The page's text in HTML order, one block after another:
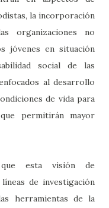
la incorporación
organizaciones no
jóvenes en situación
social de las
al desarrollo
de vida para
permitirán mayor
esta visión de
de investigación
herramientas de la